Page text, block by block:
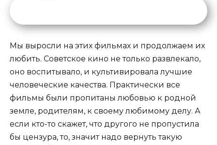
Мы выросли на этих фильмах и продолжаем их
любить. Советское кино не только развлекало,
оно воспитывало, и культивировала лучшие
человеческие качества. Практически все
фильмы были пропитаны любовью к родной
земле, родителям, к своему любимому делу. А
если кто-то скажет, что другого не пропустила
бы цензура, то, значит надо вернуть такую